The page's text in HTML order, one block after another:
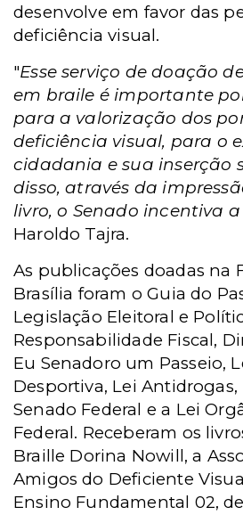
desenvolve em favor das
deficiência visual.
"Esse serviço de doação
em braile é importante
para a valorização dos
deficiência visual, para o
cidadania e sua inserção
disso, através da
livro, o Senado incentiva
Haroldo Tajra.
As publicações doadas na
Brasília foram o Guia do
Legislação Eleitoral e
Responsabilidade Fiscal,
Eu Senadoro um Passeio,
Desportiva, Lei Antidrogas,
Senado Federal e a Lei
Federal. Receberam os
Braille Dorina Nowill, a
Amigos do Deficiente
Ensino Fundamental 02,